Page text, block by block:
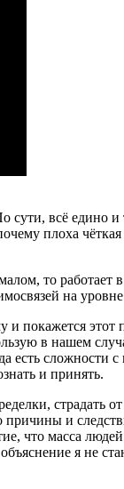
всё едино
плоха
то
на
покажется этот
в нашем
сложности с
и принять.
страдать
и
что масса
я не